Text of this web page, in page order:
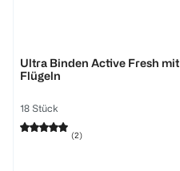
Ultra Binden Active Fresh mit
Flügeln
18 Stück
(2)